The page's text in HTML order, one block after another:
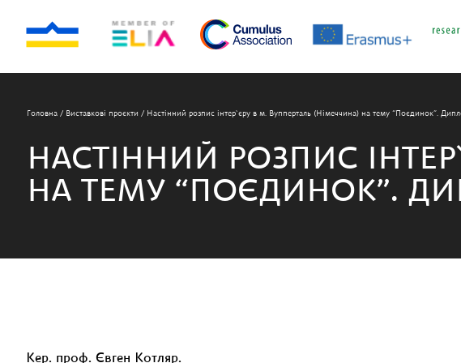
Головна / Виставкові проєкти / Настінний розпис інтер`єру в м. Вупперталь (Німеччина) на тему “Поєдинок”.
НАСТІННИЙ РОЗПИС
НА ТЕМУ “ПОЄДИНОК”.
Кер. проф. Євген Котляр.